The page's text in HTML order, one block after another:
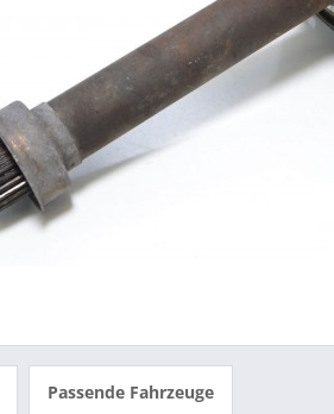
Passende Fahrzeuge